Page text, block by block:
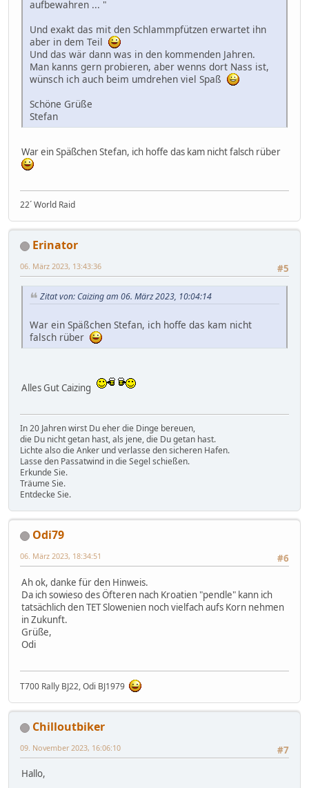
aufbewahren ... "
Und exakt das mit den Schlammpfützen erwartet ihn
aber in dem Teil
Und das wär dann was in den kommenden Jahren.
Man kanns gern probieren, aber wenns dort Nass ist,
wünsch ich auch beim umdrehen viel Spaß
Schöne Grüße
Stefan
War ein Späßchen Stefan, ich hoffe das kam nicht falsch rüber
22´ World Raid
Erinator
#5
06. März 2023, 13:43:36
Zitat von: Caizing am 06. März 2023, 10:04:14
War ein Späßchen Stefan, ich hoffe das kam nicht
falsch rüber
Alles Gut Caizing
In 20 Jahren wirst Du eher die Dinge bereuen,
die Du nicht getan hast, als jene, die Du getan hast.
Lichte also die Anker und verlasse den sicheren Hafen.
Lasse den Passatwind in die Segel schießen.
Erkunde Sie.
Träume Sie.
Entdecke Sie.
Odi79
#6
06. März 2023, 18:34:51
Ah ok, danke für den Hinweis.
Da ich sowieso des Öfteren nach Kroatien "pendle" kann ich
tatsächlich den TET Slowenien noch vielfach aufs Korn nehmen
in Zukunft.
Grüße,
Odi
T700 Rally BJ22, Odi BJ1979
Chilloutbiker
#7
09. November 2023, 16:06:10
Hallo,